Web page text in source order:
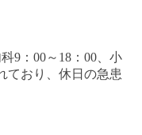
9 ： 00～ 18 ： 00、小
ており、休日の急患